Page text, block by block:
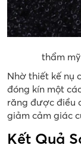
Mặt
thẩm
Nhờ thiết kế nụ
đóng kín một
răng được điều
giảm cảm giác
Kết Quả